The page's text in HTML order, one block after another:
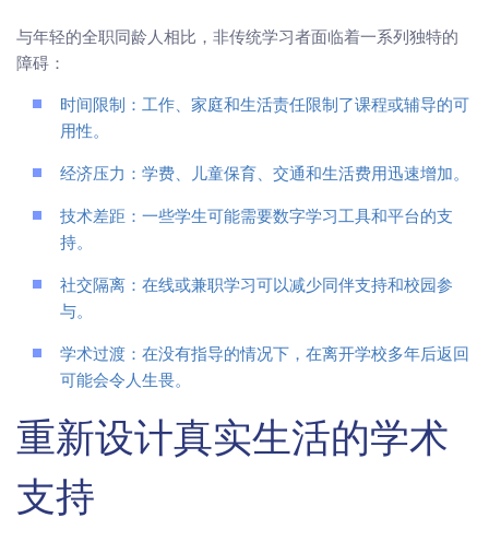
与年轻的全职同龄人相比，非传统学习者面临着一系列独特的
障碍：
时间限制：工作、家庭和生活责任限制了课程或辅导的可
用性。
经济压力：学费、儿童保育、交通和生活费用迅速增加。
技术差距：一些学生可能需要数字学习工具和平台的支
持。
社交隔离：在线或兼职学习可以减少同伴支持和校园参
与。
学术过渡：在没有指导的情况下，在离开学校多年后返回
可能会令人生畏。
重新设计真实生活的学术
支持